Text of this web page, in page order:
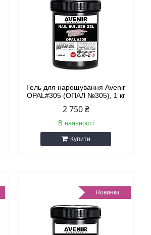
Гель для нарощування Avenir
OPAL#305 (ОПАЛ №305), 1 кг
2 750 ₴
В наявності
Купити
Новинка